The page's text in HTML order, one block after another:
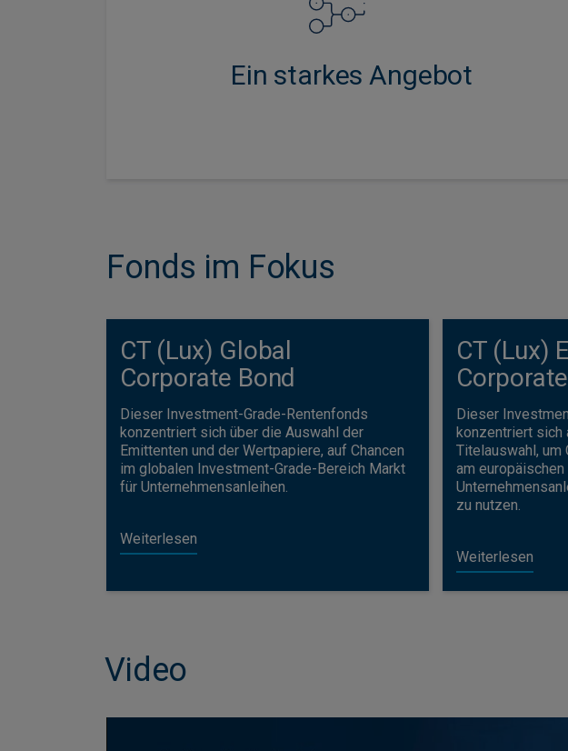
Ein starkes Angebot
Anlagelösungen - von traditionellen Kreditanlagen über
Schwellenländeranleihen bis hin zu
verbindlichkeitsorientierten Strategien (LDI).
Fonds im Fokus
CT (Lux) Global
Corporate Bond
Dieser Investment-Grade-Rentenfonds
konzentriert sich über die Auswahl der
Emittenten und der Wertpapiere, auf Chancen
im globalen Investment-Grade-Bereich Markt
für Unternehmensanleihen.
Weiterlesen
CT (Lux)
Dieser
konzentriert sich
Titelauswahl, um
am
zu nutzen.
Weiterlesen
Video